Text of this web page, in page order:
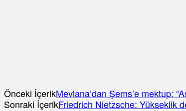
Önceki İçerikMevlana’dan Şems’e mektup:
Sonraki İçerikFriedrich Nietzsche: Yükseklik